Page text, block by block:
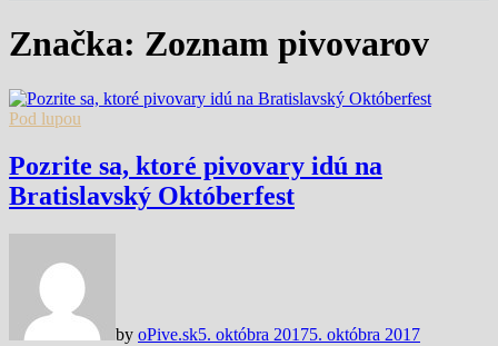
Značka: Zoznam pivovarov
Pod lupou
Pozrite sa, ktoré pivovary idú na
Bratislavský Októberfest
by oPive.sk5. októbra 20175. októbra 2017